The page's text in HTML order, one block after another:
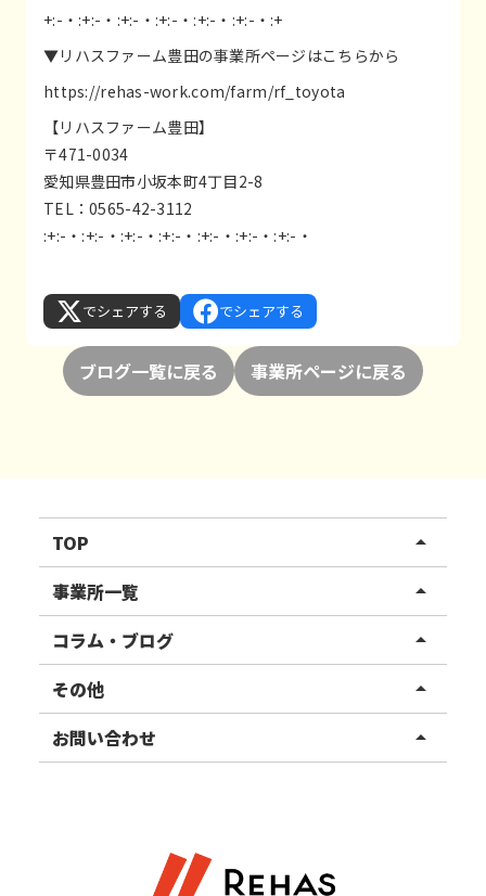
+:-・:+:-・:+:-・:+:-・:+:-・:+:-・:+
▼リハスファーム豊田の事業所ページはこちらから
https://rehas-work.com/farm/rf_toyota
【リハスファーム豊田】
〒471-0034
愛知県豊田市小坂本町4丁目2-8
TEL：0565-42-3112
:+:-・:+:-・:+:-・:+:-・:+:-・:+:-・:+:-・
でシェアする でシェアする
ブログ一覧に戻る 事業所ページに戻る
TOP arrow_drop_up
リハスワーク
リハスファーム
事業所一覧 arrow_drop_up
関東エリア
東北エリア
甲信越エリア
コラム・ブログ arrow_drop_up
事業所ブログ
ご利用者様の声
その他 arrow_drop_up
お知らせ
お問い合わせ arrow_drop_up